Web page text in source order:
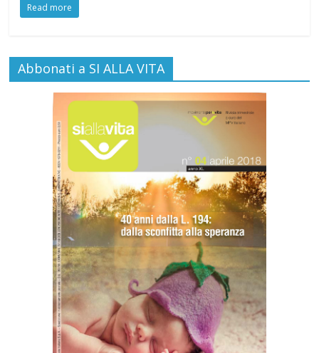
Read more
Abbonati a SI ALLA VITA